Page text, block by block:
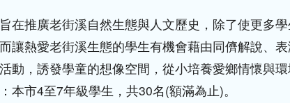
在推廣老街溪自然生態與人文歷史，除了使更多
讓熱愛老街溪生態的學生有機會藉由同儕解說、
動，誘發學童的想像空間，從小培養愛鄉情懷與
本市4至7年級學生，共30名(額滿為止)。